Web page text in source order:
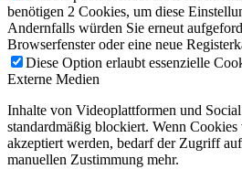
benötigen 2 Cookies, um diese
Andernfalls würden Sie erneut
Browserfenster oder eine neue
Diese Option erlaubt essenzielle
Externe Medien
Inhalte von Videoplattformen und
standardmäßig blockiert. Wenn
akzeptiert werden, bedarf der Zugriff
manuellen Zustimmung mehr.